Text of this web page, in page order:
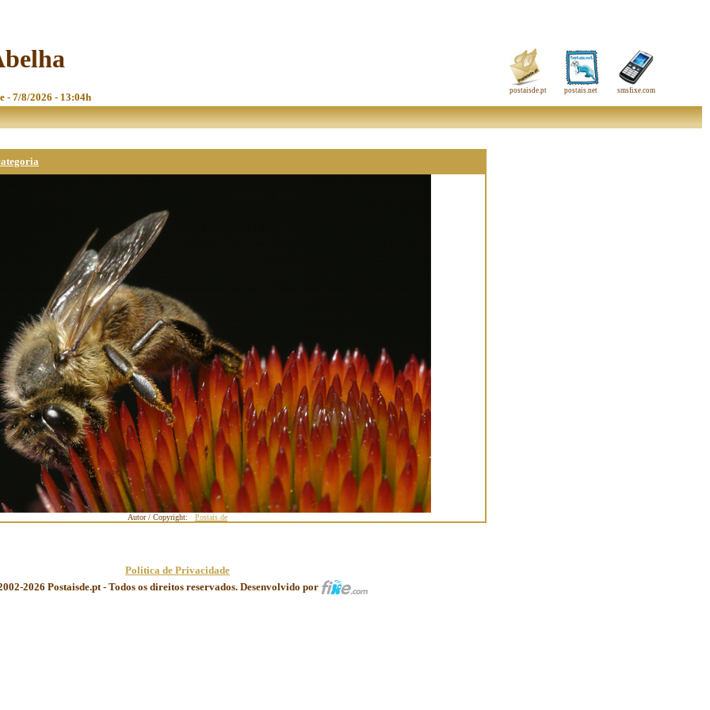
- 7/8/2026 - 13:04h
postaisde.pt postais.net smsfixe.com
Autor / Copyright: Postais.de
Política de Privacidade
2026 Postaisde.pt - Todos os direitos reservados. Desenvolvido por